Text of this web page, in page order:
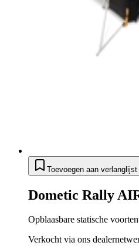
Toevoegen aan verlanglijst
Dometic Rally
Opblaasbare statische
Verkocht via ons